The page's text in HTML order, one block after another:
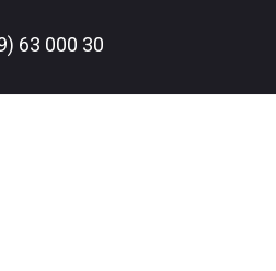
63 000 30